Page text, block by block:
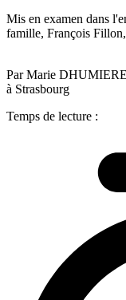
Mis en examen dans
famille, François
Par Marie
à Strasbourg
Temps de lecture :